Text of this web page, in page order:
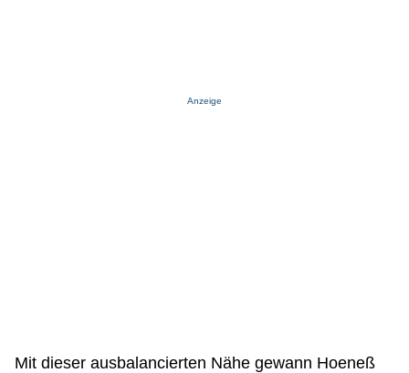
Anzeige
Mit dieser ausbalancierten Nähe gewann Hoeneß